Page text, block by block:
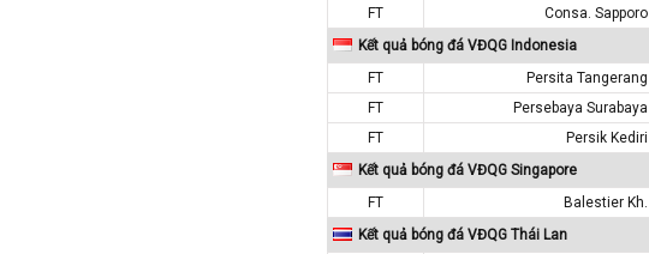
FT
Consa. Sapporo
Kết quả bóng đá VĐQG Indonesia
FT
Persita Tangerang
FT
Persebaya Surabaya
FT
Persik Kediri
Kết quả bóng đá VĐQG Singapore
FT
Balestier Kh.
Kết quả bóng đá VĐQG Thái Lan